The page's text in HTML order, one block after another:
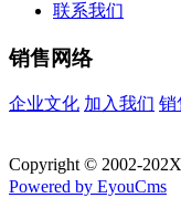
联系我们
销售网络
企业文化 加入我们 销
Copyright © 2002-
Powered by EyouCms